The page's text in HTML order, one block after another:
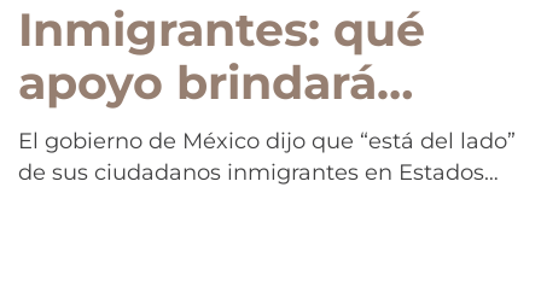
Inmigrantes: qué
apoyo brindará
México si Trump
avanza con sus
El gobierno de México dijo que “está del lado”
de sus ciudadanos inmigrantes en Estados